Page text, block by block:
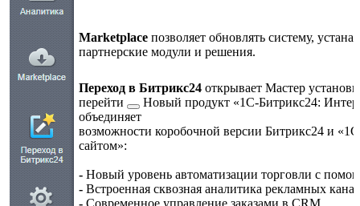
Marketplace позволяет обновлять систему,
партнерские модули и решения.
Переход в Битрикс24 открывает Мастер
перейти
Новый продукт «1С-Битрикс24:
объединяет
возможности коробочной версии Битрикс24 и
сайтом»:
- Новый уровень автоматизации торговли с
- Встроенная сквозная аналитика рекламных
- Современное управление заказами в CRM